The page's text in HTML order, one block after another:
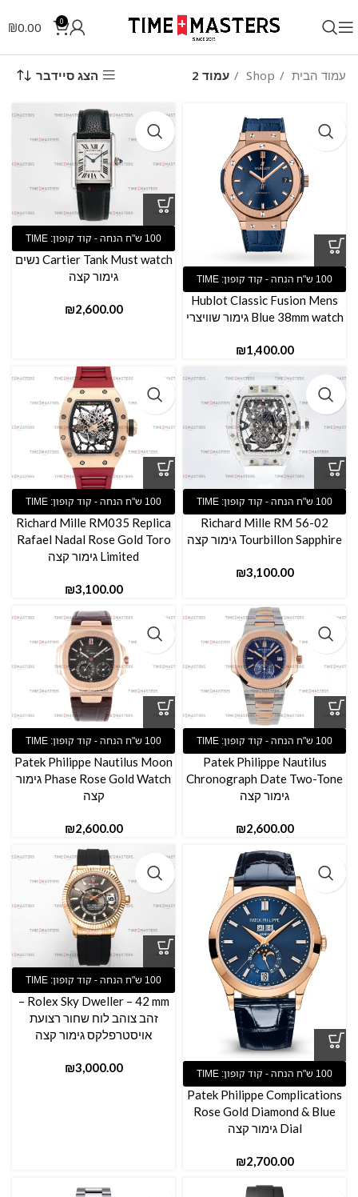
0
₪0.00
עמוד הבית Shop עמוד 2 הצג סיידבר
Hublot Classic Fusion Mens
Blue 38mm watch גימור שוויצרי
₪
Cartier Tank Must watch נשים
גימור קצה
₪
Richard Mille RM 56-02
Tourbillon Sapphire גימור קצה
₪
Richard Mille RM035 Replica
Rafael Nadal Rose Gold Toro
Limited גימור קצה
₪
Patek Philippe Nautilus
Chronograph Date Two-Tone
גימור קצה
₪
Patek Philippe Nautilus Moon
Phase Rose Gold Watch גימור
קצה
₪
Patek Philippe Complications
Rose Gold Diamond & Blue
Dial גימור קצה
₪
Rolex Sky Dweller – 42 mm –
זהב צוהב לוח שחור רצועת
אויסטרפלקס גימור קצה
₪